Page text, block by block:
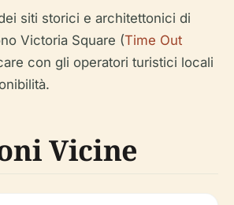
siti storici e architettonici di
Victoria Square (Time Out
con gli operatori turistici locali
Vicine